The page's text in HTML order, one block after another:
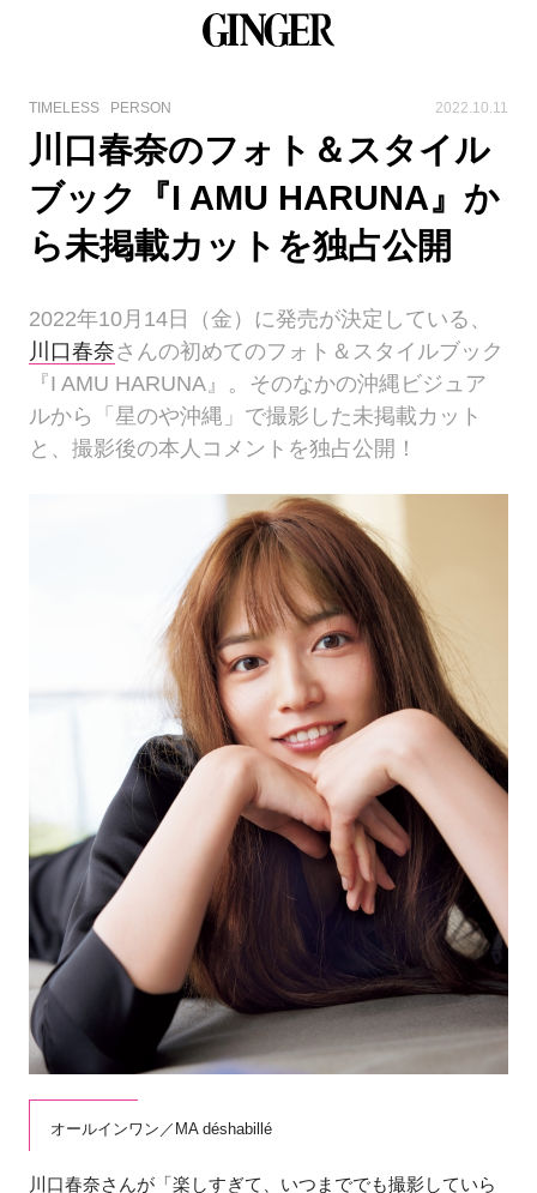
TIMELESS PERSON 2022.10.11
川口春奈のフォト＆スタイル
ブック『I AMU HARUNA』か
ら未掲載カットを独占公開
2022年10月14日（金）に発売が決定している、
川口春奈さんの初めてのフォト＆スタイルブック
『I AMU HARUNA』。そのなかの沖縄ビジュア
ルから「星のや沖縄」で撮影した未掲載カット
と、撮影後の本人コメントを独占公開！
オールインワン／MA déshabillé
川口春奈さんが「楽しすぎて、いつまででも撮影していら